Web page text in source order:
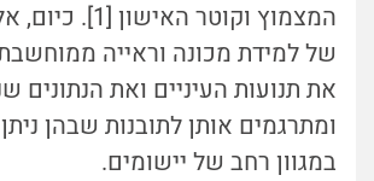
המצמוץ וקוטר
של למידת מכונה וראייה
את תנועות העיניים ואת הנתונים
ומתרגמים אותן לתובנות שבהן
במגוון רחב של יישומים.